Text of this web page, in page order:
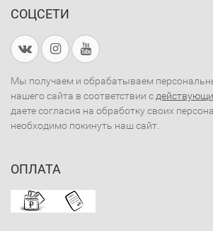
СОЦСЕТИ
Мы получаем и обрабатываем
нашего сайта в соответствии с
даете согласия на обработку своих
необходимо покинуть наш сайт.
ОПЛАТА